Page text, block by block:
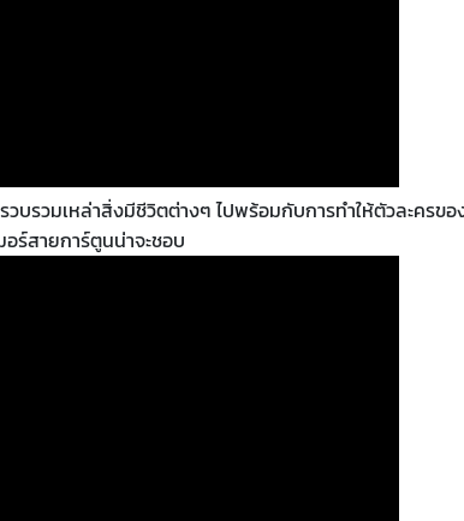
บรวมเหล่าสิ่งมีชีวิตต่างๆ ไปพร้อมกับการทำให้ตัวละครขอ
อร์สายการ์ตูนน่าจะชอบ